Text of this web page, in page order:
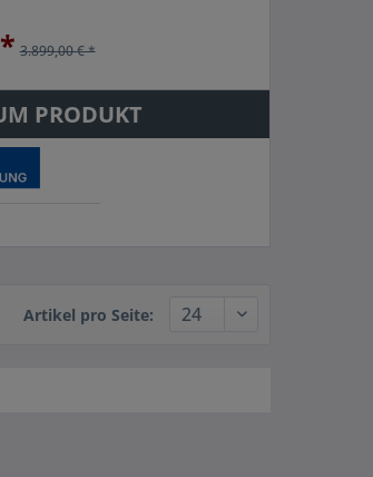
3.899,00 € *
PRODUKT
Artikel pro Seite: